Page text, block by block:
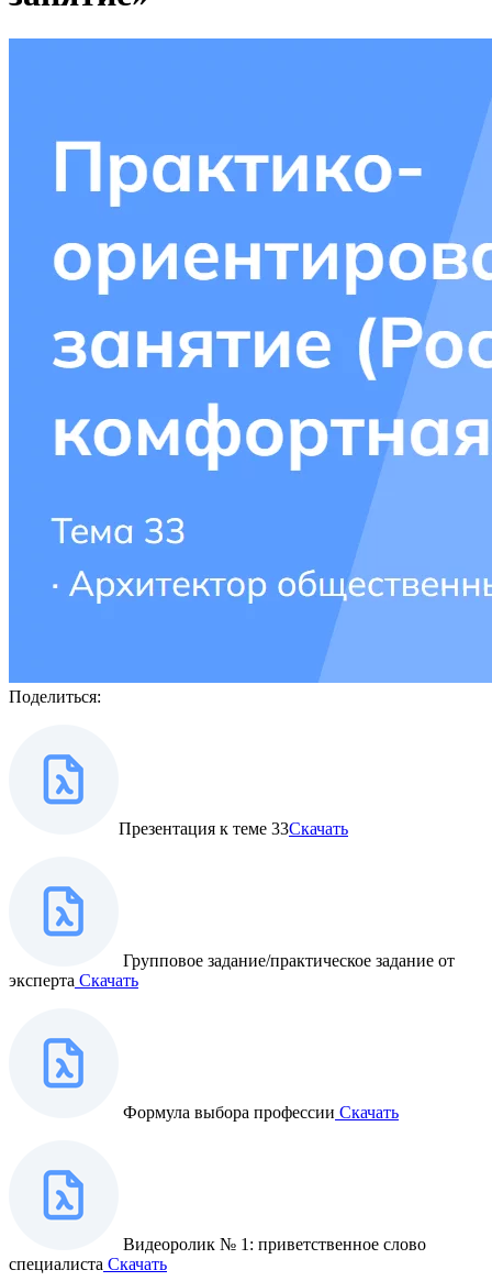
Поделиться:
Презентация к теме 33Скачать
Групповое задание/практическое задание от
эксперта Скачать
Формула выбора профессии Скачать
Видеоролик № 1: приветственное слово
специалиста Скачать